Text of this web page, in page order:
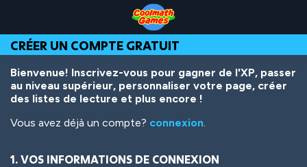
Top
of
Page
Navigation
Main
Content
Footer
contenu
principal
CRÉER UN COMPTE GRATUIT
Bienvenue! Inscrivez-vous pour gagner de l'XP, passer
au niveau supérieur, personnaliser votre page, créer
des listes de lecture et plus encore !
Vous avez déjà un compte? connexion.
1. VOS INFORMATIONS DE CONNEXION